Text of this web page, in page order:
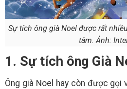
Sự tích ông già Noel được rất
tâm. Ảnh:
1. Sự tích ông Già
Ông già Noel hay còn được gọi